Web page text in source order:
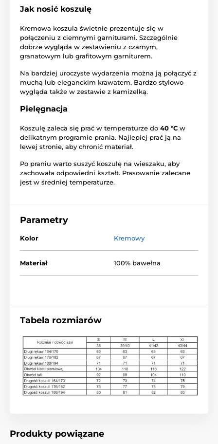
Jak nosić koszulę
Kremowa koszula świetnie prezentuje się w
połączeniu z ciemnymi garniturami. Szczególnie
dobrze wygląda w zestawieniu z czarnym,
granatowym lub grafitowym garniturem.
Na bardziej uroczyste wydarzenia można ją połączyć z
muchą lub eleganckim krawatem. Bardzo stylowo
wygląda także w zestawie z kamizelką.
Pielęgnacja
Koszulę zaleca się prać w temperaturze do 40 °C w
delikatnym programie prania. Najlepiej prać ją na
lewej stronie, aby chronić materiał.
Po praniu warto suszyć koszulę na wieszaku, aby
zachowała odpowiedni kształt. Prasowanie zalecane
jest w średniej temperaturze.
Parametry
Kolor Kremowy
Materiał 100% bawełna
Tabela rozmiarów
Produkty powiązane